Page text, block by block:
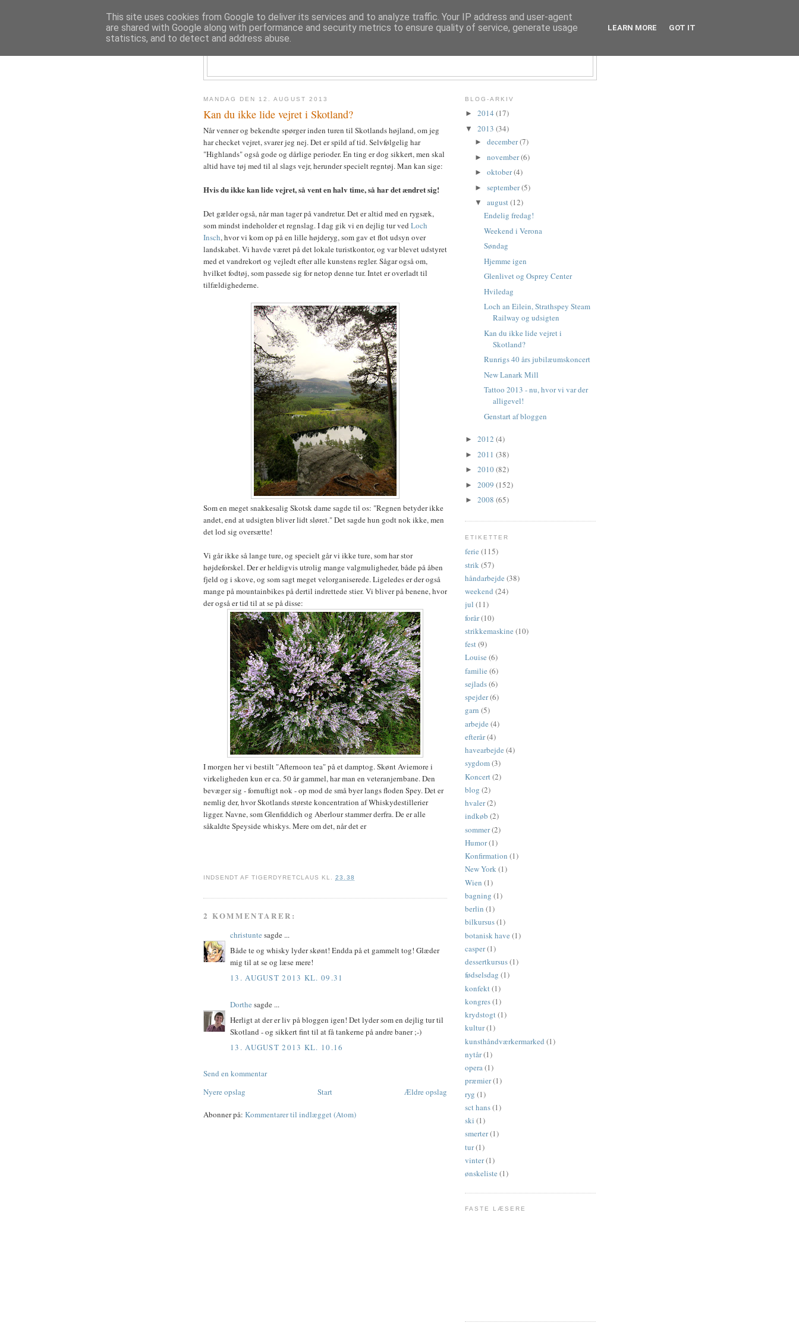
MANDAG DEN 12. AUGUST 2013
Kan du ikke lide vejret i Skotland?
Når venner og bekendte spørger inden turen til Skotlands højland, om jeg
har checket vejret, svarer jeg nej. Det er spild af tid. Selvfølgelig har
"Highlands" også gode og dårlige perioder. En ting er dog sikkert, men skal
altid have tøj med til al slags vejr, herunder specielt regntøj. Man kan sige:
Hvis du ikke kan lide vejret, så vent en halv time, så har det ændret sig!
Det gælder også, når man tager på vandretur. Det er altid med en rygsæk,
som mindst indeholder et regnslag. I dag gik vi en dejlig tur ved Loch
Insch, hvor vi kom op på en lille højderyg, som gav et flot udsyn over
landskabet. Vi havde været på det lokale turistkontor, og var blevet udstyret
med et vandrekort og vejledt efter alle kunstens regler. Sågar også om,
hvilket fodtøj, som passede sig for netop denne tur. Intet er overladt til
tilfældighederne.
Som en meget snakkesalig Skotsk dame sagde til os: "Regnen betyder ikke
andet, end at udsigten bliver lidt sløret." Det sagde hun godt nok ikke, men
det lod sig oversætte!
Vi går ikke så lange ture, og specielt går vi ikke ture, som har stor
højdeforskel. Der er heldigvis utrolig mange valgmuligheder, både på åben
fjeld og i skove, og som sagt meget velorganiserede. Ligeledes er der også
mange på mountainbikes på dertil indrettede stier. Vi bliver på benene, hvor
der også er tid til at se på disse:
I morgen her vi bestilt "Afternoon tea" på et damptog. Skønt Aviemore i
virkeligheden kun er ca. 50 år gammel, har man en veteranjernbane. Den
bevæger sig - fornuftigt nok - op mod de små byer langs floden Spey. Det er
nemlig der, hvor Skotlands største koncentration af Whiskydestillerier
ligger. Navne, som Glenfiddich og Aberlour stammer derfra. De er alle
såkaldte Speyside whiskys. Mere om det, når det er
INDSENDT AFTIGERDYRETCLAUS KL.23.38
2 KOMMENTARER:
christunte sagde ...
Både te og whisky lyder skønt! Endda på et gammelt tog! Glæder
mig til at se og læse mere!
13. AUGUST 2013 KL. 09.31
Dorthe sagde ...
Herligt at der er liv på bloggen igen! Det lyder som en dejlig tur til
Skotland - og sikkert fint til at få tankerne på andre baner ;-)
13. AUGUST 2013 KL. 10.16
Send en kommentar
Nyere opslag
Ældre opslag
Start
Abonner på: Kommentarer til indlægget (Atom)
BLOG-ARKIV
► 2014 (17)
▼ 2013 (34)
► december(7)
► november(6)
► oktober(4)
► september(5)
▼ august(12)
Endelig fredag!
Weekend i Verona
Søndag
Hjemme igen
Glenlivet og Osprey Center
Hviledag
Loch an Eilein, Strathspey Steam
Railway og udsigten
Kan du ikke lide vejret i
Skotland?
Runrigs 40 års jubilæumskoncert
New Lanark Mill
Tattoo 2013 - nu, hvor vi var der
alligevel!
Genstart af bloggen
► 2012 (4)
► 2011 (38)
► 2010(82)
► 2009 (152)
► 2008 (65)
ETIKETTER
ferie (115)
strik(57)
håndarbejde (38)
weekend (24)
jul (11)
forår(10)
strikkemaskine (10)
fest(9)
Louise (6)
familie (6)
sejlads(6)
spejder(6)
garn (5)
arbejde (4)
efterår(4)
havearbejde (4)
sygdom(3)
Koncert(2)
blog (2)
hvaler(2)
indkøb (2)
sommer(2)
Humor(1)
Konfirmation (1)
New York(1)
Wien (1)
bagning (1)
berlin (1)
bilkursus(1)
botanisk have (1)
casper(1)
dessertkursus(1)
fødselsdag (1)
konfekt(1)
kongres(1)
krydstogt(1)
kultur(1)
kunsthåndværkermarked (1)
nytår(1)
opera(1)
præmier(1)
ryg (1)
sct hans(1)
ski (1)
smerter(1)
tur(1)
vinter(1)
ønskeliste (1)
FASTE LÆSERE
This site uses cookies from Google to deliver its services and to analyze traffic. Your IP address and user-agent
are shared with Google along with performance and security metrics to ensure quality of service, generate usage
statistics, and to detect and address abuse.
LEARN MORE GOT IT